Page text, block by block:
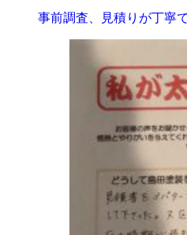
事前調査、見積りが丁寧